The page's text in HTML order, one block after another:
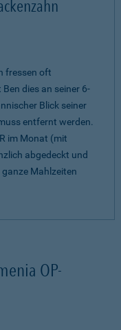
fressen oft
dies an seiner 6-
Blick seiner
entfernt werden.
im Monat (mit
abgedeckt und
Mahlzeiten
OP-